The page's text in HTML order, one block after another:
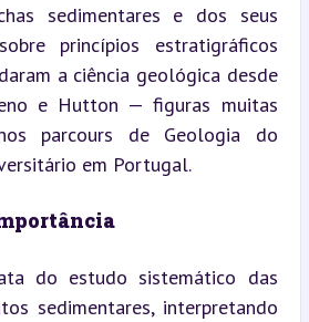
sedimentares e dos seus
princípios estratigráficos
a ciência geológica desde
e Hutton — figuras muitas
parcours de Geologia do
em Portugal.
do estudo sistemático das
sedimentares, interpretando